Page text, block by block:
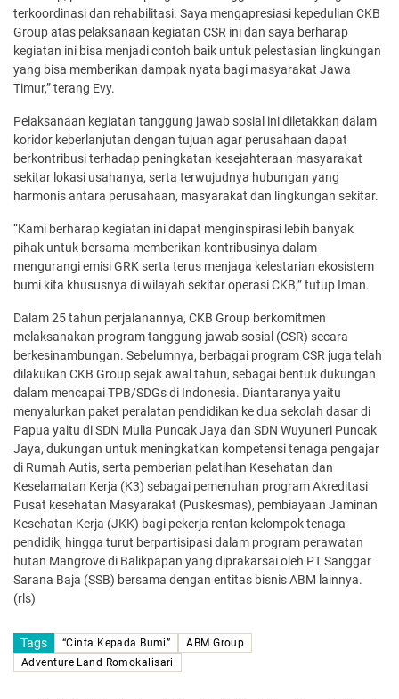
terkoordinasi dan rehabilitasi. Saya mengapresiasi kepedulian CKB
Group atas pelaksanaan kegiatan CSR ini dan saya berharap
kegiatan ini bisa menjadi contoh baik untuk pelestasian lingkungan
yang bisa memberikan dampak nyata bagi masyarakat Jawa
Timur,” terang Evy.
Pelaksanaan kegiatan tanggung jawab sosial ini diletakkan dalam
koridor keberlanjutan dengan tujuan agar perusahaan dapat
berkontribusi terhadap peningkatan kesejahteraan masyarakat
sekitar lokasi usahanya, serta terwujudnya hubungan yang
harmonis antara perusahaan, masyarakat dan lingkungan sekitar.
“Kami berharap kegiatan ini dapat menginspirasi lebih banyak
pihak untuk bersama memberikan kontribusinya dalam
mengurangi emisi GRK serta terus menjaga kelestarian ekosistem
bumi kita khususnya di wilayah sekitar operasi CKB,” tutup Iman.
Dalam 25 tahun perjalanannya, CKB Group berkomitmen
melaksanakan program tanggung jawab sosial (CSR) secara
berkesinambungan. Sebelumnya, berbagai program CSR juga telah
dilakukan CKB Group sejak awal tahun, sebagai bentuk dukungan
dalam mencapai TPB/SDGs di Indonesia. Diantaranya yaitu
menyalurkan paket peralatan pendidikan ke dua sekolah dasar di
Papua yaitu di SDN Mulia Puncak Jaya dan SDN Wuyuneri Puncak
Jaya, dukungan untuk meningkatkan kompetensi tenaga pengajar
di Rumah Autis, serta pemberian pelatihan Kesehatan dan
Keselamatan Kerja (K3) sebagai pemenuhan program Akreditasi
Pusat kesehatan Masyarakat (Puskesmas), pembiayaan Jaminan
Kesehatan Kerja (JKK) bagi pekerja rentan kelompok tenaga
pendidik, hingga turut berpartisipasi dalam program perawatan
hutan Mangrove di Balikpapan yang diprakarsai oleh PT Sanggar
Sarana Baja (SSB) bersama dengan entitas bisnis ABM lainnya.
(rls)
Tags “Cinta Kepada Bumi”
ABM Group
Adventure Land Romokalisari